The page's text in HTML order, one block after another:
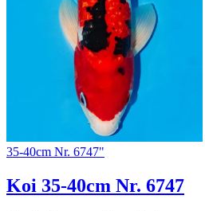
35-40cm Nr. 6747"
Koi 35-40cm Nr. 6747